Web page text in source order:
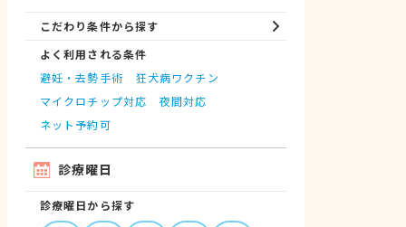
こだわり条件から探す
よく利用される条件
避妊・去勢手術
狂犬病ワクチン
マイクロチップ対応
夜間対応
ネット予約可
診療曜日
診療曜日から探す